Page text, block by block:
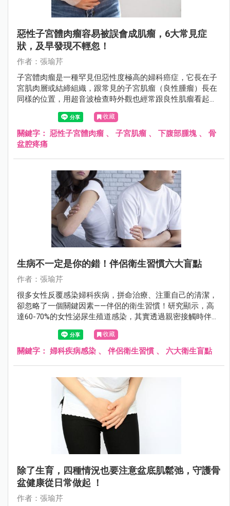
惡性子宮體肉瘤容易被誤會成肌瘤，6大常見症
狀，及早發現不輕忽！
作者：張瑜芹
子宮體肉瘤是一種罕見但惡性度極高的婦科癌症，它長在子
宮肌肉層或結締組織，跟常見的子宮肌瘤（良性腫瘤）長在
同樣的位置，用超音波檢查時外觀也經常跟良性肌瘤看起來
無異，所以非常容易被誤認為是「普通的肌瘤」。
收藏
關鍵字： 惡性子宮體肉瘤 、 子宮肌瘤 、 下腹部腫塊、 骨
盆腔疼痛
生病不一定是你的錯！伴侶衛生習慣六大盲點
作者：張瑜芹
很多女性反覆感染婦科疾病，拼命治療、注重自己的清潔，
卻忽略了一個關鍵因素——伴侶的衛生習慣！研究顯示，高
達60-70%的女性泌尿生殖道感染，其實透過親密接觸時伴侶
帶來的細菌、病毒或黴菌造成。
收藏
關鍵字： 婦科疾病感染 、 伴侶衛生習慣 、 六大衛生盲點
除了生育，四種情況也要注意盆底肌鬆弛，守護骨
盆健康從日常做起 ！
作者：張瑜芹